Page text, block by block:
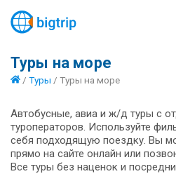
Туры на море
/ Туры / Туры на море
Автобусные, авиа и ж/д туры с
туроператоров. Используйте
себя подходящую поездку. Вы
прямо на сайте онлайн или
Все туры без наценок и